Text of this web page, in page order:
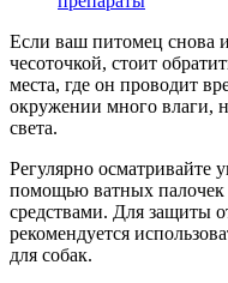
Если ваш питомец снова
чесоточкой, стоит
места, где он проводит
окружении много влаги,
света.
Регулярно
помощью ватных палочек
средствами. Для защиты
рекомендуется
для собак.